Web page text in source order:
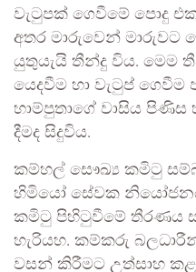
වැටුපක් ගෙවීමේ පොදු
අතර මාරුවෙන් මාරුවට
යුතුයැයි තීන්දු විය. මෙම
යෙදවීම හා වැටුප් ගෙවීම
හාම්පුතාගේ වාසිය පිණිස
දීමද සිදුවිය.
කම්හල් සෞඛ්‍ය කමිටු
හිමියෝ සේවක
කමිටු පිහිටුවීමේ තීරණය
හැරියහ. කම්කරු
වසන් කිරීමට උත්සාහ